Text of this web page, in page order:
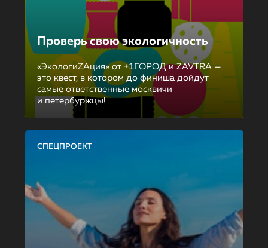
Проверь свою экологичность
«ЭкологиZAция» от +1ГОРОД и ZAVTRA —
это квест, в котором до финиша дойдут
самые ответственные москвичи
и петербуржцы!
СПЕЦПРОЕКТ